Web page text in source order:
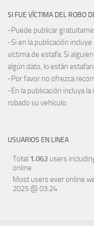
SI FUE VÍCTIMA DEL ROBO
-Puede publicar
-Si en la publicación
víctima de estafa. Si
algún dato, lo están
-Por favor no ofrezca
-En la publicación incluya
robado su vehículo.
USUARIOS EN LINEA
Total 1.062 users
online
Most users ever online
2025 @ 03:24